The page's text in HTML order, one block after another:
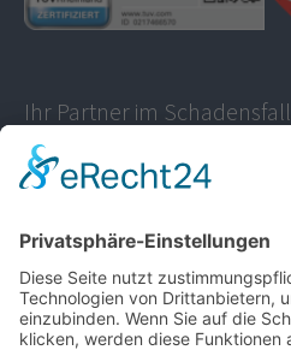
Ihr Partner im Schadensfall
KFZ Sachverständigenbüro Voye
info@gutachter-voye.de
WhatsApp